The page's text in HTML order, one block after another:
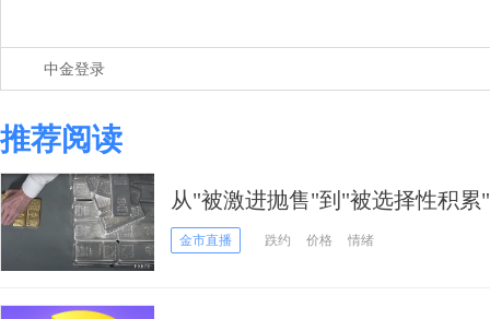
中金登录
推荐阅读
从"被激进抛售"到"被选择性积
键转折
金市直播 跌约 价格 情绪